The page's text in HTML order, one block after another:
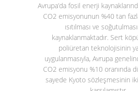
Avrupa’da fosil enerji
CO2 emisyonunun %40 tan
ısıtılması ve
kaynaklanmaktadır. Sert
poliüretan teknolojisinin
uygulanmasıyla, Avrupa
CO2 emisyonu %10 oranında
sayede Kyoto sözleşmesinin